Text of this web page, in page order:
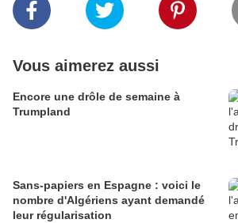
Vous aimerez aussi
Encore une drôle de semaine à
Trumpland
Sans-papiers en Espagne : voici le
nombre d'Algériens ayant demandé
leur régularisation